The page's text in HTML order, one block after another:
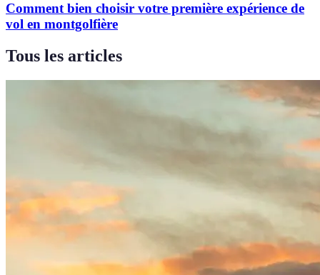
Comment bien choisir votre première expérience de
vol en montgolfière
Tous les articles